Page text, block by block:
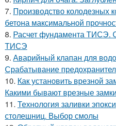
7. Производство колодезных
бетона максимальной
8. Расчет фундамента ТИСЭ.
ТИСЭ
9. Аварийный клапан для
Срабатывание
10. Как установить врезной
Какими бывают врезные замки
11. Технология заливки
столешниц. Выбор смолы